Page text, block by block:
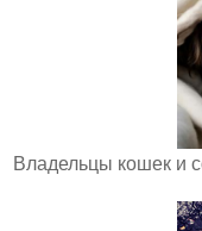
Владельцы кошек и